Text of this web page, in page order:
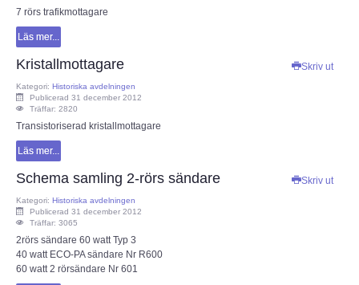
Bulletiner från ARRL
Nyheter utifrån
Vågutbredningsprognoser
MEDLEM
Historiska avdelningen
WS Set No 19
Inspelningar
7 rörs trafikmottagare
Läs mer...
Skriv ut
Kristallmottagare
Kategori: Historiska avdelningen
Publicerad 31 december 2012
Träffar: 2820
Transistoriserad kristallmottagare
Läs mer...
Skriv ut
Schema samling 2-rörs sändare
Kategori: Historiska avdelningen
Publicerad 31 december 2012
Träffar: 3065
2rörs sändare 60 watt Typ 3
40 watt ECO-PA sändare Nr R600
60 watt 2 rörsändare Nr 601